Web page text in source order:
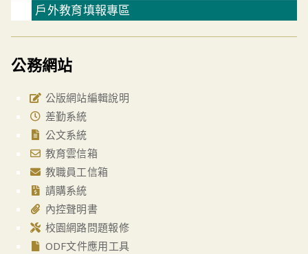
戶外教育填報專區
公務網站
公版網站編輯說明
差勤系統
公文系統
教育雲信箱
教職員工信箱
請購系統
內控聲明書
校園網路問題報修
ODF文件應用工具